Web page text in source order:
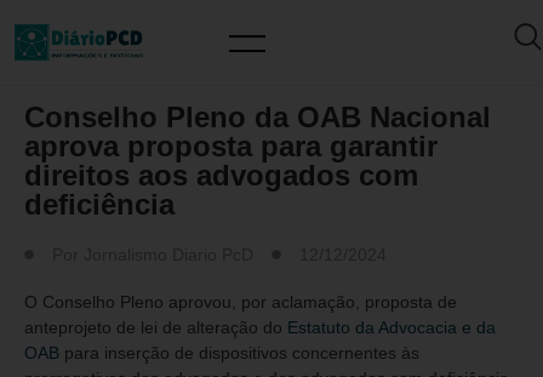
Conselho Pleno da OAB Nacional
aprova proposta para garantir
direitos aos advogados com
deficiência
O Conselho Pleno aprovou, por aclamação, proposta de
anteprojeto de lei de alteração do Estatuto da Advocacia e da
OAB para inserção de dispositivos concernentes às